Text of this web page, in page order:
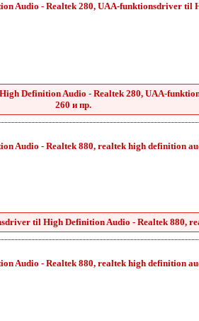
Audio - Realtek 280, UAA-funktionsdriver til
Definition Audio - Realtek 280, UAA-
260 и пр.
Audio - Realtek 880, realtek high definition
til High Definition Audio - Realtek 880,
Audio - Realtek 880, realtek high definition